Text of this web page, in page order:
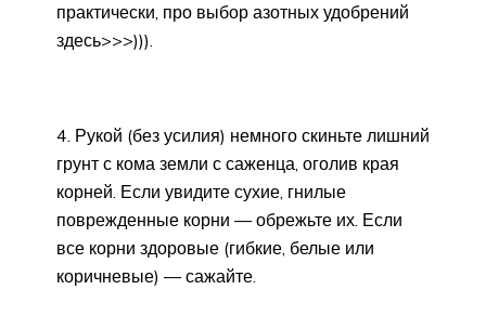
практически, про выбор азотных удобрений
здесь>>>))).
4. Рукой (без усилия) немного скиньте лишний
грунт с кома земли с саженца, оголив края
корней. Если увидите сухие, гнилые
поврежденные корни — обрежьте их. Если
все корни здоровые (гибкие, белые или
коричневые) — сажайте.